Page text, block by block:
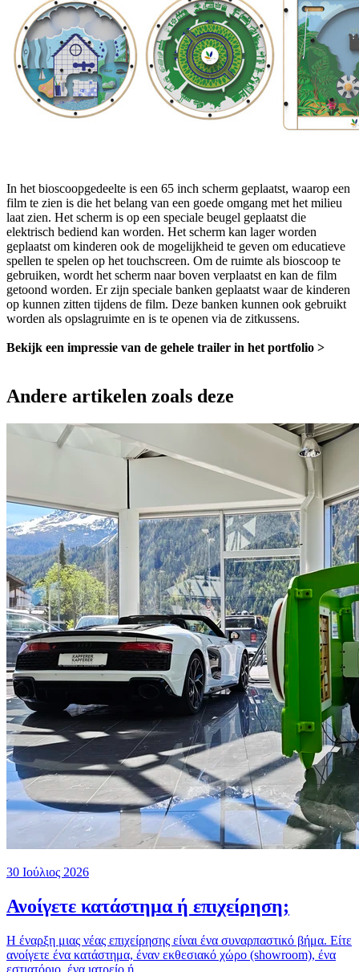
In het bioscoopgedeelte is een 65 inch scherm geplaatst, waarop een
film te zien is die het belang van een goede omgang met het milieu
laat zien. Het scherm is op een speciale beugel geplaatst die
elektrisch bediend kan worden. Het scherm kan lager worden
geplaatst om kinderen ook de mogelijkheid te geven om educatieve
spellen te spelen op het touchscreen. Om de ruimte als bioscoop te
gebruiken, wordt het scherm naar boven verplaatst en kan de film
getoond worden. Er zijn speciale banken geplaatst waar de kinderen
op kunnen zitten tijdens de film. Deze banken kunnen ook gebruikt
worden als opslagruimte en is te openen via de zitkussens.
Bekijk een impressie van de gehele trailer in het portfolio >
Andere artikelen zoals deze
30 Ιούλιος 2026
Ανοίγετε κατάστημα ή επιχείρηση;
Η έναρξη μιας νέας επιχείρησης είναι ένα συναρπαστικό βήμα. Είτε
ανοίγετε ένα κατάστημα, έναν εκθεσιακό χώρο (showroom), ένα
εστιατόριο, ένα ιατρείο ή...